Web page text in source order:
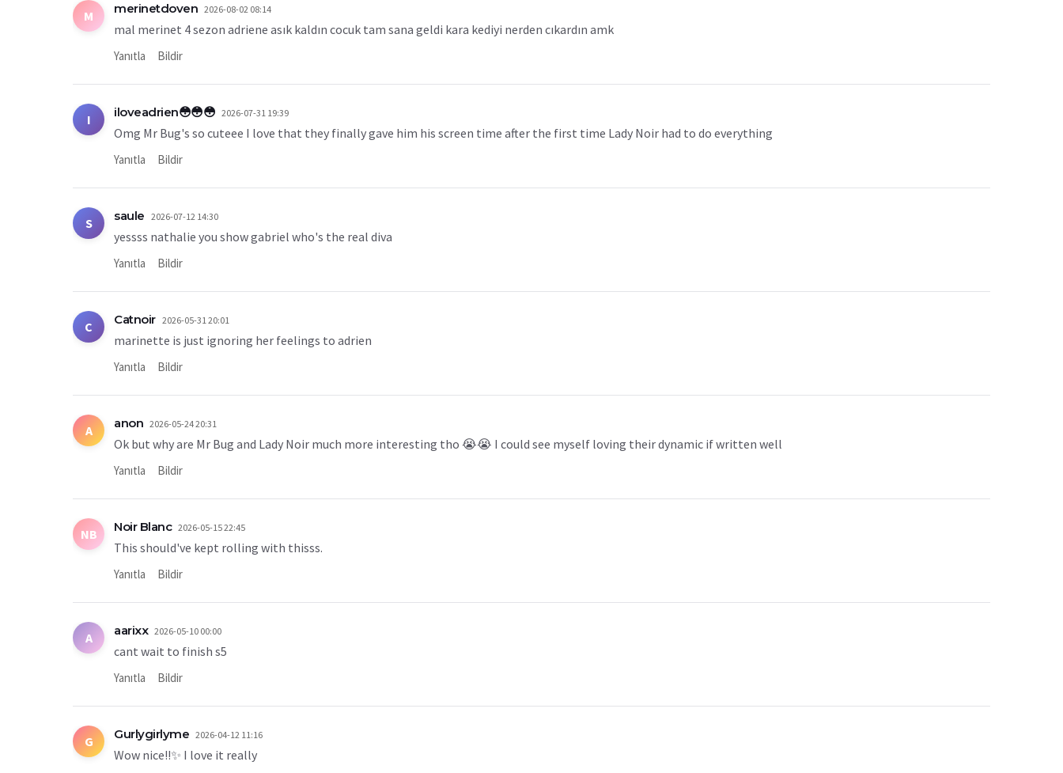
M merinetdoven 2026-08-02 08:14
mal merinet 4 sezon adriene asık kaldın cocuk tam sana geldi kara kediyi nerden cıkardın amk
Yanıtla Bildir
I iloveadrien😳😳😳 2026-07-31 19:39
Omg Mr Bug's so cuteee I love that they finally gave him his screen time after the first time Lady Noir had to do everything
Yanıtla Bildir
S saule 2026-07-12 14:30
yessss nathalie you show gabriel who's the real diva
Yanıtla Bildir
C Catnoir 2026-05-31 20:01
marinette is just ignoring her feelings to adrien
Yanıtla Bildir
A anon 2026-05-24 20:31
Ok but why are Mr Bug and Lady Noir much more interesting tho 😭😭 I could see myself loving their dynamic if written well
Yanıtla Bildir
NB Noir Blanc 2026-05-15 22:45
This should've kept rolling with thisss.
Yanıtla Bildir
A aarixx 2026-05-10 00:00
cant wait to finish s5
Yanıtla Bildir
G Gurlygirlyme 2026-04-12 11:16
Wow nice!!✨ I love it really